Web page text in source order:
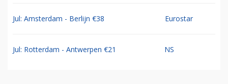
Jul: Amsterdam - Berlijn €38 Eurostar
Jul: Rotterdam - Antwerpen €21 NS